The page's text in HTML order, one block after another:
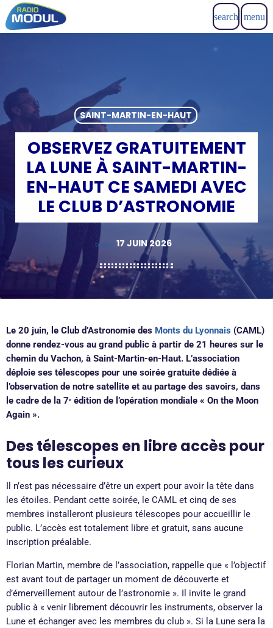
search menu
SAINT-MARTIN-EN-HAUT
OBSERVEZ GRATUITEMENT
LA LUNE À SAINT-MARTIN-
EN-HAUT CE SAMEDI AVEC
LE CLUB D’ASTRONOMIE
today 17 JUIN 2026
Le 20 juin, le Club d’Astronomie des Monts du Lyonnais (CAML)
donne rendez-vous au grand public à partir de 21 heures sur le
chemin du Vachon, à Saint-Martin-en-Haut. L’association
déploie ses télescopes pour une soirée gratuite dédiée à
l’observation de notre satellite et au partage des savoirs, dans
le cadre de la 7ᵉ édition de l’opération mondiale « On the Moon
Again ».
Des télescopes en libre accès pour
tous les curieux
Il n’est pas nécessaire d’être un expert pour avoir la tête dans
les étoiles. Pendant cette soirée, le CAML et cinq de ses
membres installeront plusieurs télescopes pour accueillir le
public. L’accès est totalement libre et gratuit, sans aucune
inscription préalable.
Florian Martin, membre de l’association, rappelle que « l’objectif
est avant tout de partager un moment de découverte et
d’émerveillement autour de l’astronomie ». Il invite le grand
public à « venir librement découvrir les instruments, observer la
Lune et échanger avec les membres du club ». Si la Lune sera la